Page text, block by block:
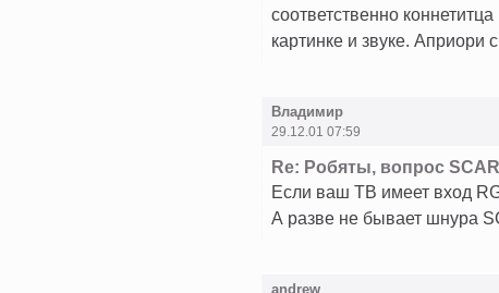
соответственно
картинке и звуке. Априори
Владимир
29.12.01 07:59
Re: Робяты, вопрос
Если ваш ТВ имеет вход
А разве не бывает шнура
andrew